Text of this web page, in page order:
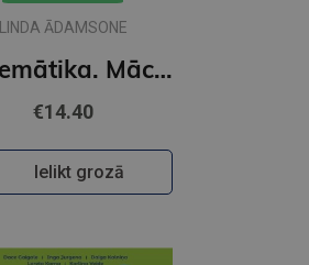
LINDA ĀDAMSONE
Matemātika. Mācību grāmata 3. klasei, 2. daļa
€14.40
Ielikt grozā